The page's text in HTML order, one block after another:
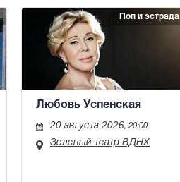
Поп и эстрада
Любовь Успенская
20 августа 2026, 20:00
Зеленый театр ВДНХ